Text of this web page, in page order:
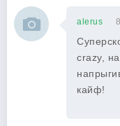
alerus
crazy,
кайф!